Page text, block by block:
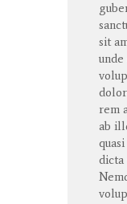
sit
unde
rem
ab
dicta